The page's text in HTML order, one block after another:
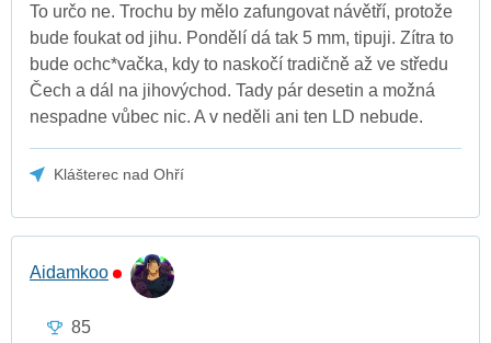
To určo ne. Trochu by mělo zafungovat návětří, protože
bude foukat od jihu. Pondělí dá tak 5 mm, tipuji. Zítra to
bude ochc*vačka, kdy to naskočí tradičně až ve středu
Čech a dál na jihovýchod. Tady pár desetin a možná
nespadne vůbec nic. A v neděli ani ten LD nebude.
Klášterec nad Ohří
Aidamkoo
85